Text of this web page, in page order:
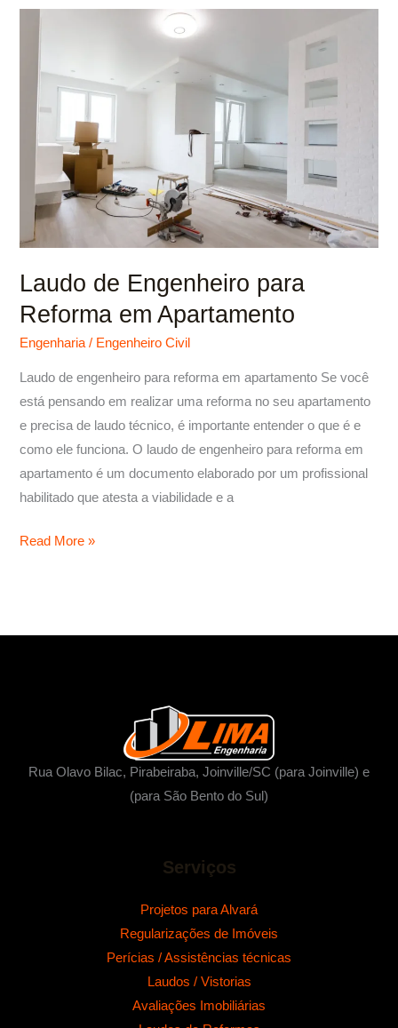
Laudo de Engenheiro para
Reforma em Apartamento
Engenharia/ Engenheiro Civil
Laudo de engenheiro para reforma em apartamento Se você
está pensando em realizar uma reforma no seu apartamento
e precisa de laudo técnico, é importante entender o que é e
como ele funciona. O laudo de engenheiro para reforma em
apartamento é um documento elaborado por um profissional
habilitado que atesta a viabilidade e a
Engenheiro
para
Reforma
Apartamento
Read More »
Rua Olavo Bilac, Pirabeiraba, Joinville/SC (para Joinville) e
(para São Bento do Sul)
Serviços
Projetos para Alvará
Regularizações de Imóveis
Perícias / Assistências técnicas
Laudos / Vistorias
Avaliações Imobiliárias